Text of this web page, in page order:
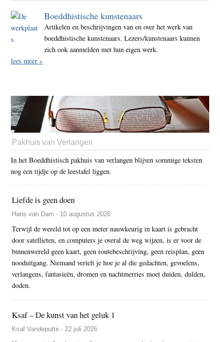
Boeddhistische kunstenaars
Artikelen en beschrijvingen van en over het werk van
boeddhistische kunstenaars. Lezers/kunstenaars kunnen
zich ook aanmelden met hun eigen werk.
lees meer »
Pakhuis van Verlangen
In het Boeddhistisch pakhuis van verlangen blijven sommige teksten
nog een tijdje op de leestafel liggen.
Liefde is geen doen
Hans van Dam - 10 augustus 2026
Terwijl de wereld tot op een meter nauwkeurig in kaart is gebracht
door satellieten, en computers je overal de weg wijzen, is er voor de
binnenwereld geen kaart, geen routebeschrijving, geen reisplan, geen
nooduitgang. Niemand vertelt je hoe je al die gedachten, gevoelens,
verlangens, fantasieën, dromen en nachtmerries moet duiden, dulden,
doden.
Ksaf – De kunst van het geluk 1
Ksaf Vandeputte - 22 juli 2026